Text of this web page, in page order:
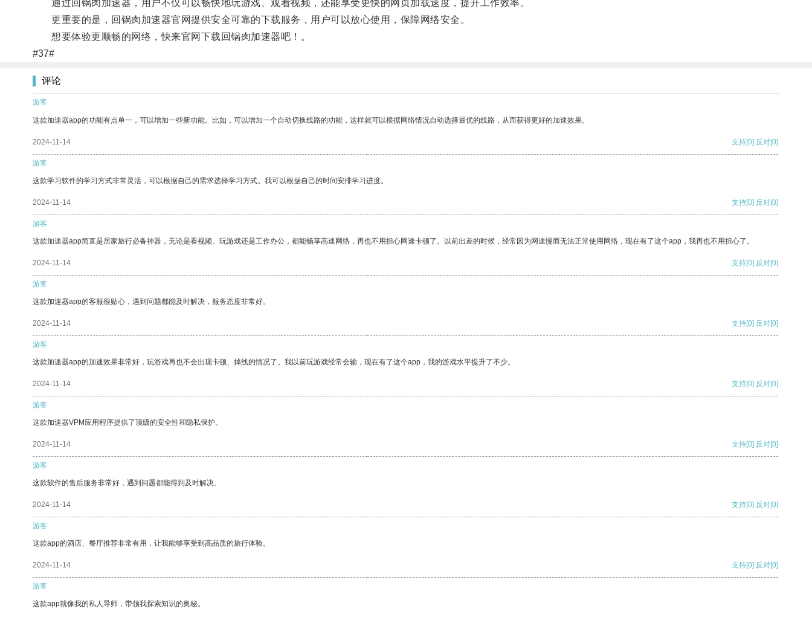
通过回锅肉加速器，用户不仅可以畅快地玩游戏、观看视频，还能享受更快的网页加载速度，提升工作效率。
更重要的是，回锅肉加速器官网提供安全可靠的下载服务，用户可以放心使用，保障网络安全。
想要体验更顺畅的网络，快来官网下载回锅肉加速器吧！。
#37#
评论
游客
这款加速器app的功能有点单一，可以增加一些新功能。比如，可以增加一个自动切换线路的功能，这样就可以根据网络情况自动选择最优的线路，从而获得更好的加速效果。
2024-11-14 支持[0] 反对[0]
游客
这款学习软件的学习方式非常灵活，可以根据自己的需求选择学习方式。我可以根据自己的时间安排学习进度。
2024-11-14 支持[0] 反对[0]
游客
这款加速器app简直是居家旅行必备神器，无论是看视频、玩游戏还是工作办公，都能畅享高速网络，再也不用担心网速卡顿了。以前出差的时候，经常因为网速慢而无法正常使用网络，现在有了这个app，我再也不用担心了。
2024-11-14 支持[0] 反对[0]
游客
这款加速器app的客服很贴心，遇到问题都能及时解决，服务态度非常好。
2024-11-14 支持[0] 反对[0]
游客
这款加速器app的加速效果非常好，玩游戏再也不会出现卡顿、掉线的情况了。我以前玩游戏经常会输，现在有了这个app，我的游戏水平提升了不少。
2024-11-14 支持[0] 反对[0]
游客
这款加速器VPM应用程序提供了顶级的安全性和隐私保护。
2024-11-14 支持[0] 反对[0]
游客
这款软件的售后服务非常好，遇到问题都能得到及时解决。
2024-11-14 支持[0] 反对[0]
游客
这款app的酒店、餐厅推荐非常有用，让我能够享受到高品质的旅行体验。
2024-11-14 支持[0] 反对[0]
游客
这款app就像我的私人导师，带领我探索知识的奥秘。